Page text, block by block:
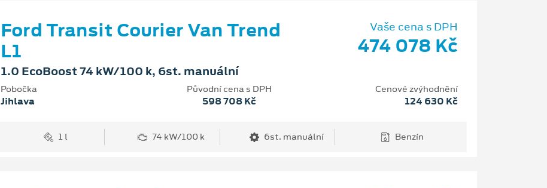
Ford Transit Courier Van Trend
L1
1.0 EcoBoost 74 kW/100 k, 6st. manuální
Vaše cena s DPH
474 078 Kč
Pobočka
Jihlava
Původní cena s DPH
598 708 Kč
Cenové zvýhodnění
124 630 Kč
1 l 74 kW/100 k 6st. manuální Benzín